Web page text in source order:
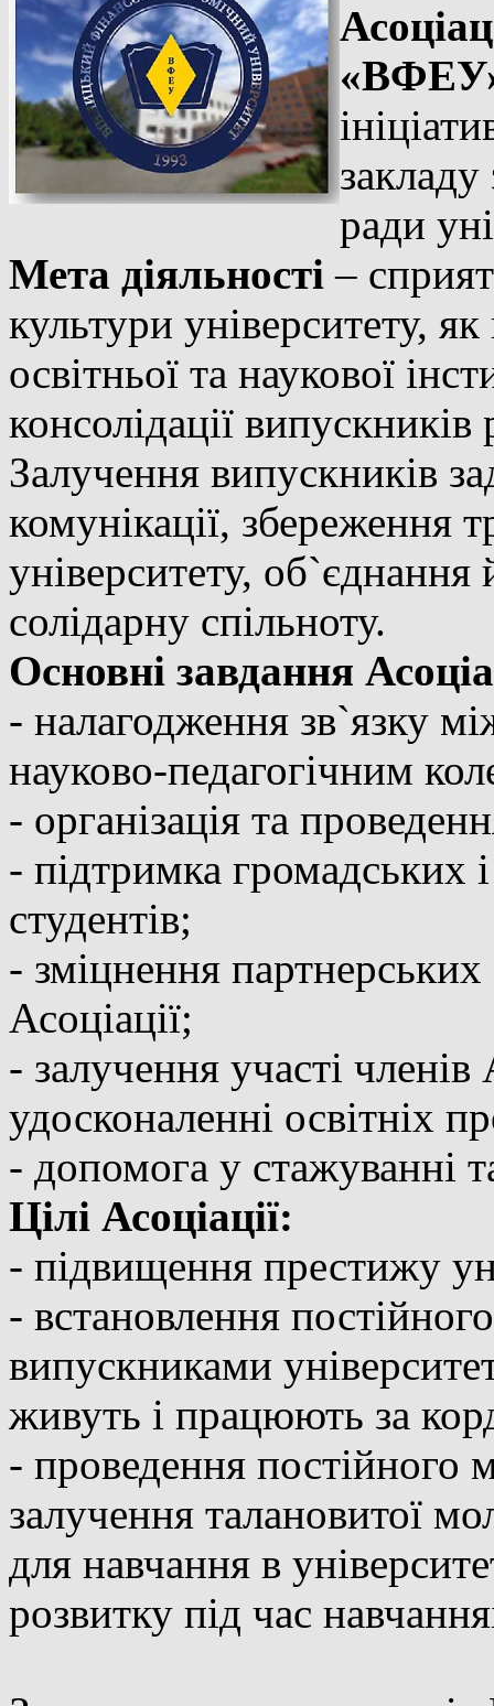
ради
Мета діяльності –
культури університету,
освітньої та наукової
консолідації випускників
Залучення випускників
комунікації, збереження
університету, об`єднання
солідарну спільноту.
Основні завдання
- налагодження зв`язку
науково-педагогічним
- організація та
- підтримка громадських
студентів;
- зміцнення
Асоціації;
- залучення участі членів
удосконаленні освітніх
- допомога у стажуванні
Цілі Асоціації:
- підвищення престижу
- встановлення
випускниками
живуть і працюють за
- проведення постійного
залучення талановитої
для навчання в
розвитку під час